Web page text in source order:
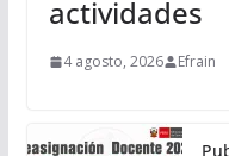
actividades
4 agosto, 2026 Efrain